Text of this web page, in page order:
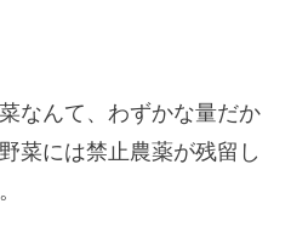
なんて、わずかな量だか
菜には禁止農薬が残留し